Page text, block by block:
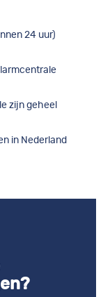
24 uur)
zijn geheel
in Nederland